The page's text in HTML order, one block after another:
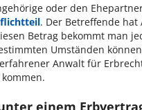
oder den
. Der Betreffende
Betrag bekommt man
Umständen
Anwalt für
einem